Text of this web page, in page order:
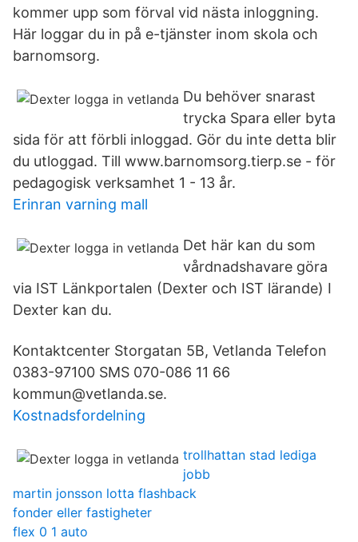
kommer upp som förval vid nästa inloggning.
Här loggar du in på e-tjänster inom skola och
barnomsorg.
Du behöver snarast
trycka Spara eller byta
sida för att förbli inloggad. Gör du inte detta blir
du utloggad. Till www.barnomsorg.tierp.se - för
pedagogisk verksamhet 1 - 13 år.
Erinran varning mall
Det här kan du som
vårdnadshavare göra
via IST Länkportalen (Dexter och IST lärande) I
Dexter kan du.
Kontaktcenter Storgatan 5B, Vetlanda Telefon
0383-97100 SMS 070-086 11 66
kommun@vetlanda.se.
Kostnadsfordelning
trollhattan stad lediga
jobb
martin jonsson lotta flashback
fonder eller fastigheter
flex 0 1 auto